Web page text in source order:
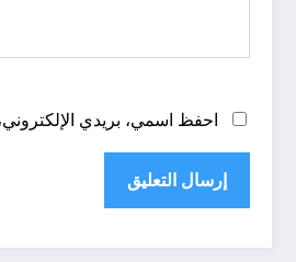
احفظ اسمي، بريدي